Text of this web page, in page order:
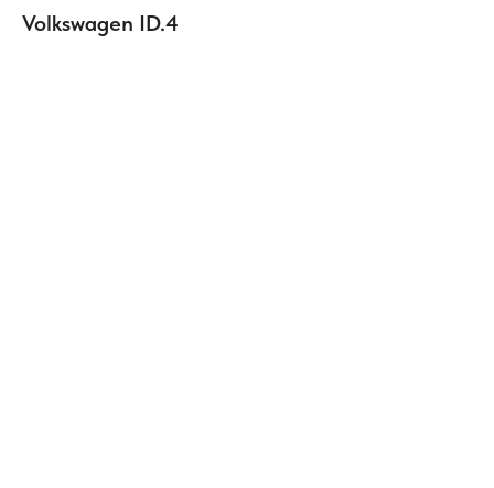
Volkswagen ID.4